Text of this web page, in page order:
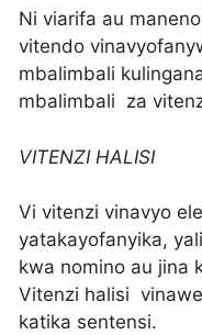
Ni viarifa au
vitendo
mbalimbali
mbalimbali za
VITENZI HALISI
Vi vitenzi vinavyo
yatakayofanyika,
kwa nomino au jina
Vitenzi halisi
katika sentensi.